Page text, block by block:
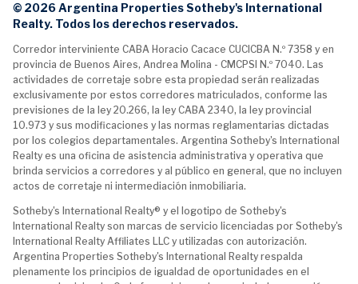
© 2026 Argentina Properties Sotheby's International
Realty. Todos los derechos reservados.
Corredor interviniente CABA Horacio Cacace CUCICBA N.º 7358 y en
provincia de Buenos Aires, Andrea Molina - CMCPSI N.º 7040. Las
actividades de corretaje sobre esta propiedad serán realizadas
exclusivamente por estos corredores matriculados, conforme las
previsiones de la ley 20.266, la ley CABA 2340, la ley provincial
10.973 y sus modificaciones y las normas reglamentarias dictadas
por los colegios departamentales. Argentina Sotheby's International
Realty es una oficina de asistencia administrativa y operativa que
brinda servicios a corredores y al público en general, que no incluyen
actos de corretaje ni intermediación inmobiliaria.
Sotheby's International Realty® y el logotipo de Sotheby's
International Realty son marcas de servicio licenciadas por Sotheby's
International Realty Affiliates LLC y utilizadas con autorización.
Argentina Properties Sotheby's International Realty respalda
plenamente los principios de igualdad de oportunidades en el